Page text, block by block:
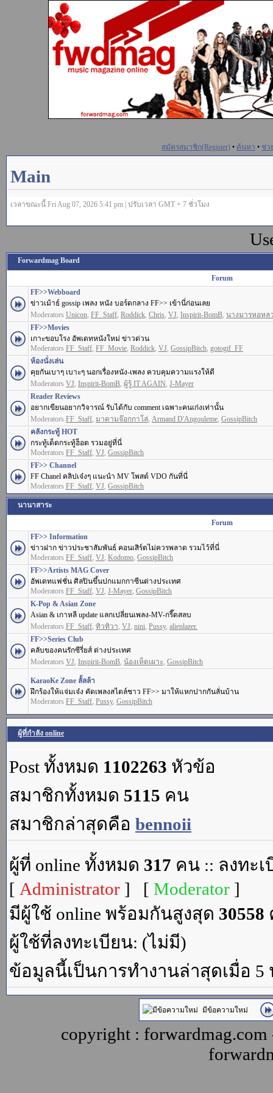
สมัครสมาชิก(Register) • ค้นหา • ช่ว
Main
เวลาขณะนี้ Fri Aug 07, 2026 5:41 pm | ปรับเวลา GMT + 7 ชั่วโมง
Forwardmag Board
Forum
FF>>Webboard
ข่าวเม้าธ์ gossip เพลง หนัง บอร์ดกลาง FF>> เข้านี่ก่อนเลย
Moderators Unicon, FF_Staff, Roddick, Chris, VJ, Inspirit-BomB, นางมารหอหล
FF>>Movies
เกาะขอบโรง อัพเดทหนังใหม่ ข่าวด่วน
Moderators FF_Staff, FF_Movie, Roddick, VJ, GossipBitch, gotogif_FF
ห้องนั่งเล่น
คุยกันเบาๆ เบาะๆ นอกเรื่องหนัง-เพลง ควบคุมความแรงให้ดี
Moderators VJ, Inspirit-BomB, ผู้รู้ IT AGAIN, J-Mayer
Reader Reviews
อยากเขียนอยากวิจารณ์ รับได้กับ comment เฉพาะคนเก่งเท่านั้น
Moderators FF_Staff, มาดามจ๊อกกาโล่, Armand D'Angouleme, GossipBitch
คลังกระทู้ HOT
กระทู้เด็ดกระทู้ฮ็อต รวมอยู่ที่นี่
Moderators FF_Staff, VJ, GossipBitch
FF>> Channel
FF Chanel คลิปเจ๋งๆ แนะนำ MV โพสต์ VDO กันที่นี่
Moderators FF_Staff, VJ, GossipBitch
นานาสาระ
Forum
FF>> Information
ข่าวฝาก ข่าวประชาสัมพันธ์ คอนเสิร์ตไม่ควรพลาด รวมไว้ที่นี่
Moderators FF_Staff, VJ, Kodomo, GossipBitch
FF>>Artists MAG Cover
อัพเดทแฟชั่น ศิลปินขึ้นปกแมกกาซีนต่างประเทศ
Moderators FF_Staff, VJ, J-Mayer, GossipBitch
K-Pop & Asian Zone
Asian & เกาหลี update แลกเปลี่ยนเพลง-MV-กรี๊ดสลบ
Moderators FF_Staff, ทิวทิวา, VJ, nini, Pussy, alienlazer.
FF>>Series Club
คลับของคนรักซีรี่ยส์ ต่างประเทศ
Moderators VJ, Inspirit-BomB, น้องเห็ดเผาะ, GossipBitch
KaraoKe Zone ลั้ลล้า
ฝึกร้องให้แจ่มเจ๋ง คัดเพลงสไตล์ชาว FF>> มาให้แหกปากกันลั่นบ้าน
Moderators FF_Staff, Pussy, GossipBitch
ผู้ที่กำลัง online
Post ทั้งหมด 1102263 หัวข้อ
สมาชิกทั้งหมด 5115 คน
สมาชิกล่าสุดคือ bennoii
ผู้ที่ online ทั้งหมด 317 คน :: ลงทะ
[ Administrator ] [ Moderator ]
มีผู้ใช้ online พร้อมกันสูงสุด 30558
ผู้ใช้ที่ลงทะเบียน: (ไม่มี)
ข้อมูลนี้เป็นการทำงานล่าสุดเมื่อ 5
มีข้อความใหม่
copyright :